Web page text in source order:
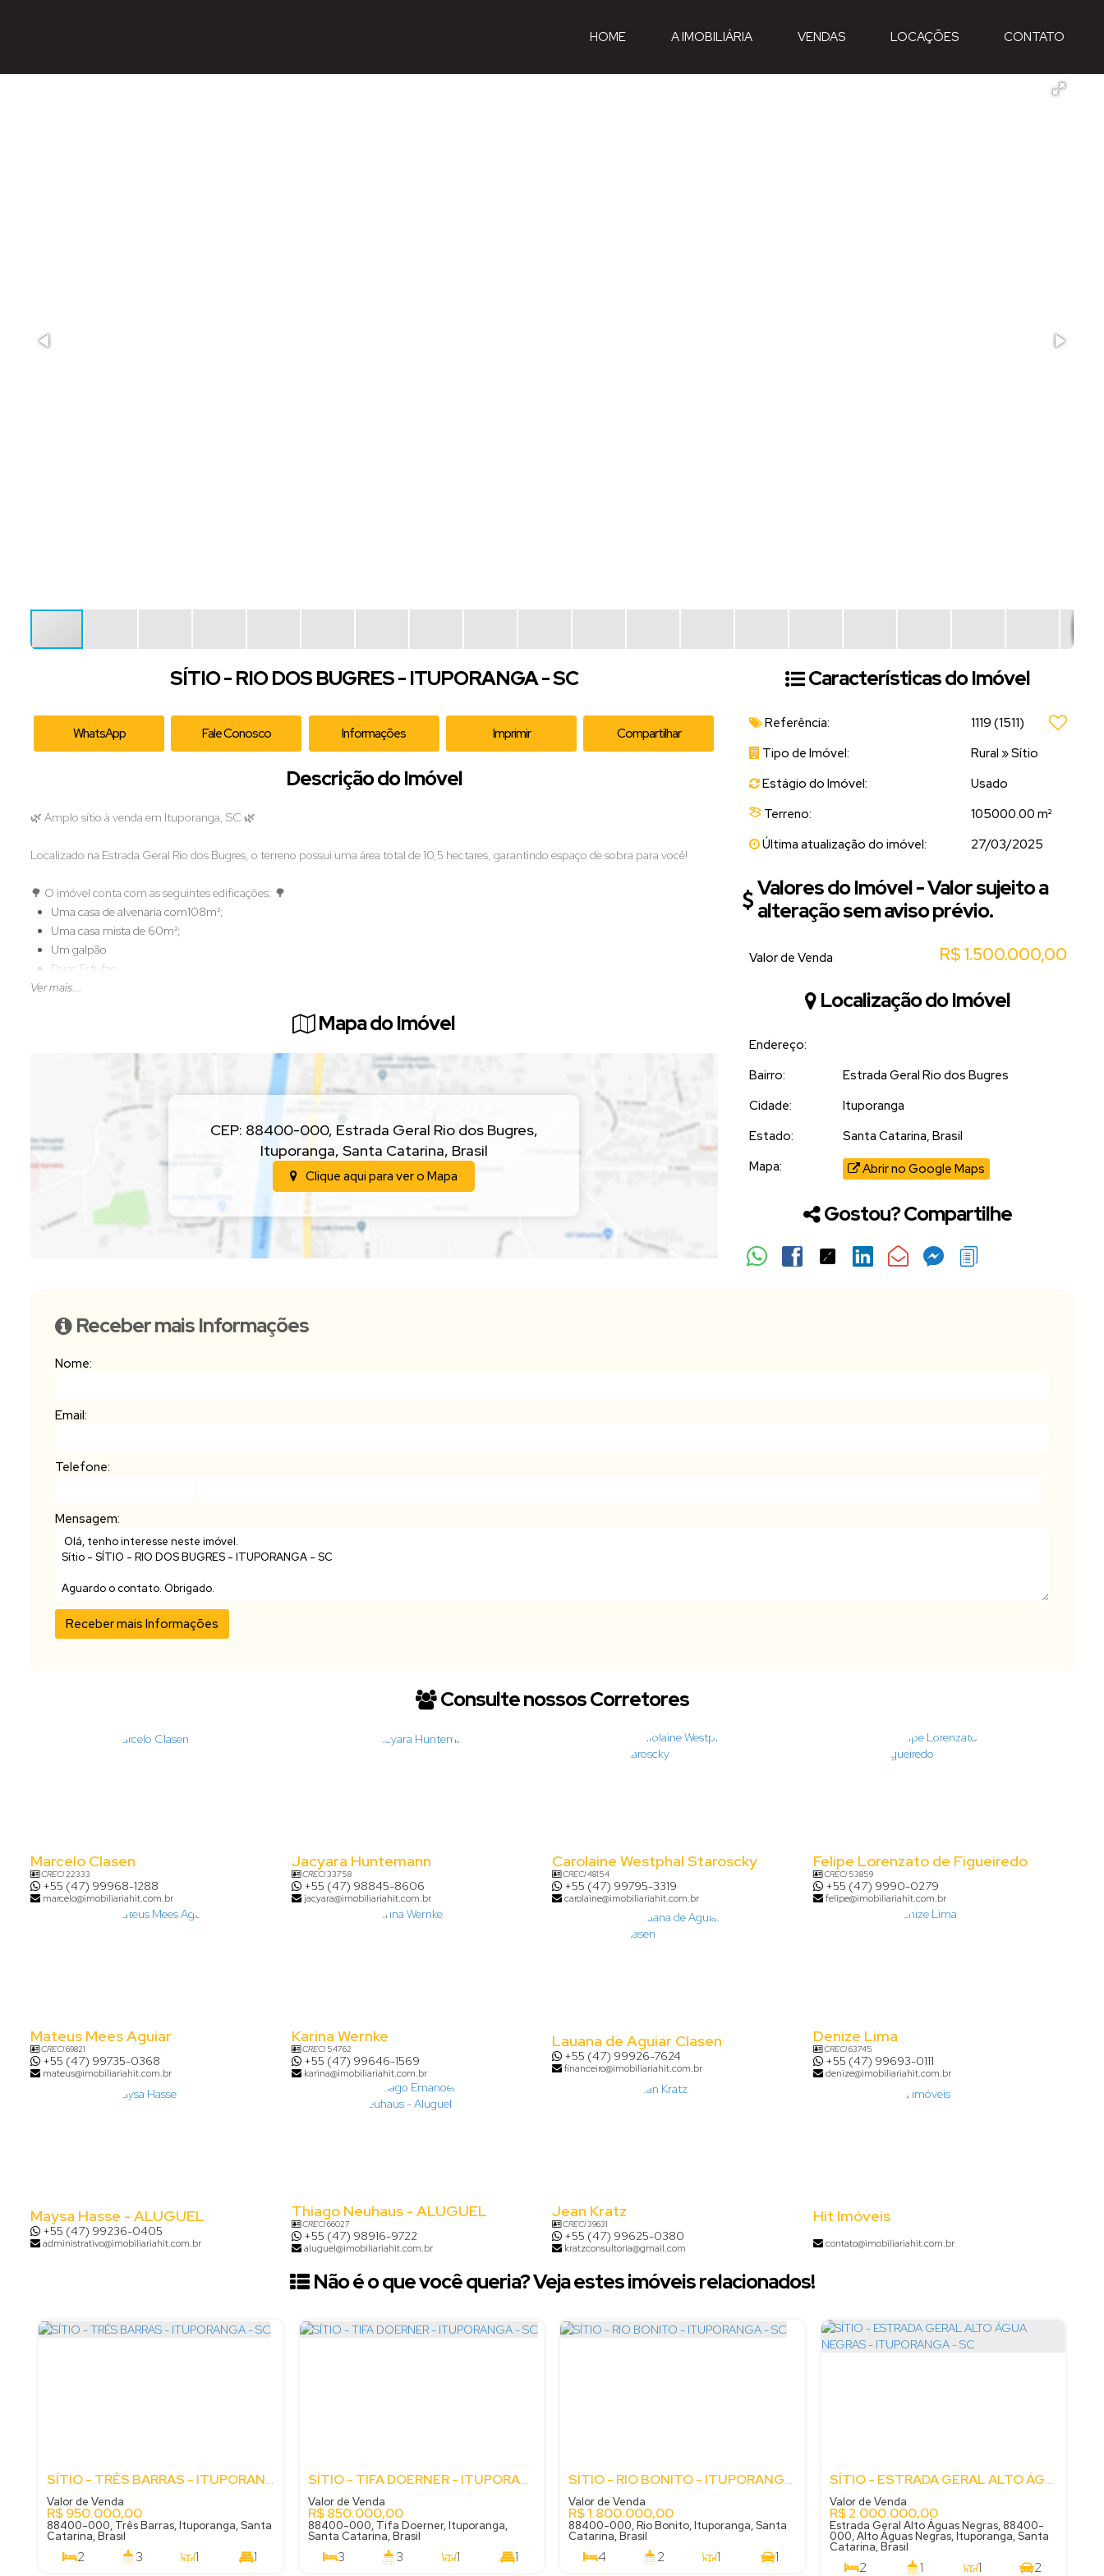
CONTATO
LOCAÇÕES
VENDAS
A IMOBILIÁRIA
HOME
SÍTIO - RIO DOS BUGRES - ITUPORANGA - SC
WhatsApp Fale Conosco Informações Imprimir Compartilhar
Descrição do Imóvel
🌿 Amplo sítio à venda em Ituporanga, SC 🌿
Localizado na Estrada Geral Rio dos Bugres, o terreno possui uma área total de 10,5 hectares, garantindo espaço de sobra para você!
🌳 O imóvel conta com as seguintes edificações: 🌳
Uma casa de alvenaria com108m²;
Uma casa mista de 60m²;
Um galpão
Duas Estufas;
Um rancho para estufa.
O imóvel ainda conta com 2 lagoas e 5 hectares de plantio, este sítio é perfeito para quem busca tranquilidade e contato com a
Não perca tempo, agende sua visita e venha conhecer este belo imóvel. 🌳🏡
Ver mais...
Mapa do Imóvel
CEP: 88400-000, Estrada Geral Rio dos Bugres,
Ituporanga, Santa Catarina, Brasil
Clique aqui para ver o Mapa
Características do Imóvel
Referência: 1119 (1511)
Tipo de Imóvel:
Rural »Sítio
Estágio do Imóvel:
Usado
Terreno:
105000.00 m²
Última atualização do imóvel:
27/03/2025
Valores do Imóvel - Valor sujeito a
alteração sem aviso prévio.
R$1.500.000,00
Valor de Venda
Localização do Imóvel
Endereço:
Bairro:
Estrada Geral Rio dos Bugres
Cidade:
Ituporanga
Estado:
Santa Catarina, Brasil
Mapa:
Abrir no Google Maps
Gostou? Compartilhe
Receber mais Informações
Nome:
Email:
Telefone:
Mensagem:
Consulte nossos Corretores
Marcelo Clasen
CRECI22333
+55 (47) 99968-1288
marcelo@imobiliariahit.com.br
Jacyara Huntemann
CRECI33758
+55 (47) 98845-8606
jacyara@imobiliariahit.com.br
Carolaine Westphal Staroscky
CRECI48154
+55 (47) 99795-3319
carolaine@imobiliariahit.com.br
Felipe Lorenzato de Figueiredo
CRECI53859
+55 (47) 9990-0279
felipe@imobiliariahit.com.br
Mateus Mees Aguiar
CRECI69821
+55 (47) 99735-0368
mateus@imobiliariahit.com.br
Karina Wernke
CRECI54762
+55 (47) 99646-1569
karina@imobiliariahit.com.br
Lauana de Aguiar Clasen
+55 (47) 99926-7624
financeiro@imobiliariahit.com.br
Denize Lima
CRECI63745
+55 (47) 99693-0111
denize@imobiliariahit.com.br
Maysa Hasse - ALUGUEL
+55 (47) 99236-0405
administrativo@imobiliariahit.com.br
Thiago Neuhaus - ALUGUEL
CRECI66027
+55 (47) 98916-9722
aluguel@imobiliariahit.com.br
Jean Kratz
CRECI39631
+55 (47) 99625-0380
kratzconsultoria@gmail.com
Hit Imóveis
contato@imobiliariahit.com.br
Não é o que você queria? Veja estes imóveis relacionados!
SÍTIO - TRÊS BARRAS - ITUPORANGA - SC
R$950.000,00
Valor de Venda
88400-000, Três Barras, Ituporanga, Santa
Catarina, Brasil
2 3 1
1
SÍTIO - TIFA DOERNER - ITUPORANGA - SC
R$850.000,00
Valor de Venda
88400-000, Tifa Doerner, Ituporanga,
Santa Catarina, Brasil
3 3 1
1
SÍTIO - RIO BONITO - ITUPORANGA - SC
R$1.800.000,00
Valor de Venda
88400-000, Rio Bonito, Ituporanga, Santa
Catarina, Brasil
4 2 1
1
SÍTIO - ESTRADA GERAL ALTO ÁGUA NEGRAS - ITUPORANGA - SC
R$2.000.000,00
Valor de Venda
Estrada Geral Alto Águas Negras, 88400-
000, Alto Águas Negras, Ituporanga, Santa
Catarina, Brasil
2 1 1
2